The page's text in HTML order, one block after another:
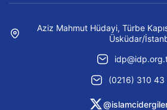
Aziz Mahmut Hüdayi, Türbe
Üsküdar/
(0216) 310 43